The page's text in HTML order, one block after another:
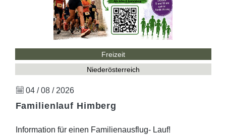
Freizeit
Niederösterreich
04 / 08 / 2026
Familienlauf Himberg
Information für einen Familienausflug- Lauf!